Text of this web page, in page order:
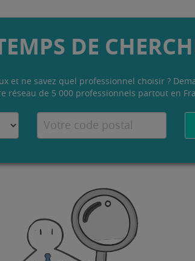
DE
et ne savez quel professionnel choisir ?
réseau de 5 000 professionnels partout en